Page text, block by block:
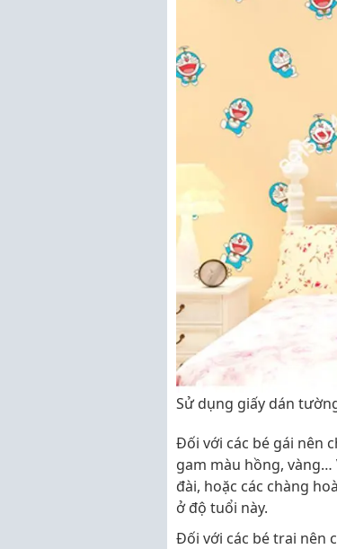
Sử dụng giấy dán
Đối với các bé gái nên
gam màu hồng, vàng…
đài, hoặc các chàng
ở độ tuổi này.
Đối với các bé trai nên